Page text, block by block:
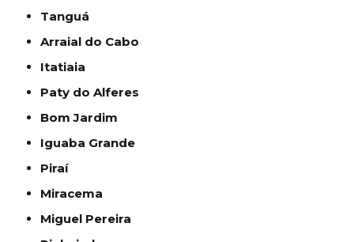
Tanguá
Arraial do Cabo
Itatiaia
Paty do Alferes
Bom Jardim
Iguaba Grande
Piraí
Miracema
Miguel Pereira